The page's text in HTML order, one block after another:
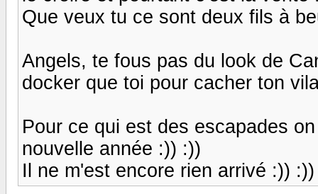
Que veux tu ce sont deux fils à
Angels, te fous pas du look de
docker que toi pour cacher ton
Pour ce qui est des escapades
nouvelle année :)) :))
Il ne m'est encore rien arrivé :))